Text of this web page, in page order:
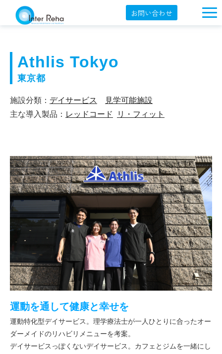
お問い合わせ
セミナー情報
導入事例
オンラインショップ
English
Athlis Tokyo
東京都
施設分類： デイサービス
見学可能施設
主な導入製品： レッドコード リ・フィット
運動を通して健康と幸せを
運動特化型デイサービス。理学療法士が一人ひとりに合ったオー
ダーメイドのリハビリメニューを考案。
デイサービスっぽくないデイサービス。カフェとジムを一緒にし